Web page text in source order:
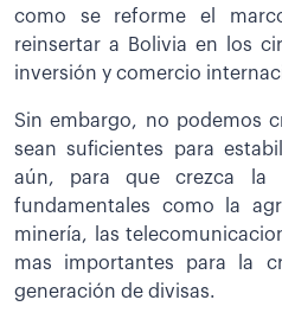
como se reforme el
reinsertar a Bolivia en los
inversión y comercio
Sin embargo, no podemos
sean suficientes para
aún, para que crezca la
fundamentales como la
minería, las
mas importantes para la
generación de divisas.